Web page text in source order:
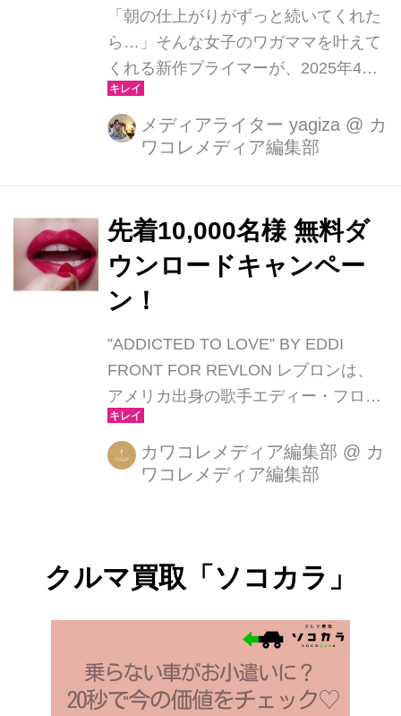
「朝の仕上がりがずっと続いてくれた
ら…」そんな女子のワガママを叶えて
くれる新作プライマーが、2025年4月
10日（木）にレブロンから登場！
メディアライター yagiza @ カ
ワコレメディア編集部
先着10,000名様 無料ダ
ウンロードキャンペー
ン！
”ADDICTED TO LOVE” BY EDDI
FRONT FOR REVLON レブロンは、
アメリカ出身の歌手エディー・フロン
トがレブロンのためにカバーした
『ADDICTED TO LOVE』をレブロン
LOVE IS ONキャンペーンサイトにて
ン レブロンLOVE IS ONサイト ダウン
で ダウンロード条件：先着10,000名様
ON LOVE写真を世界に...
カワコレメディア編集部 @ カ
ワコレメディア編集部
クルマ買取「ソコカラ」